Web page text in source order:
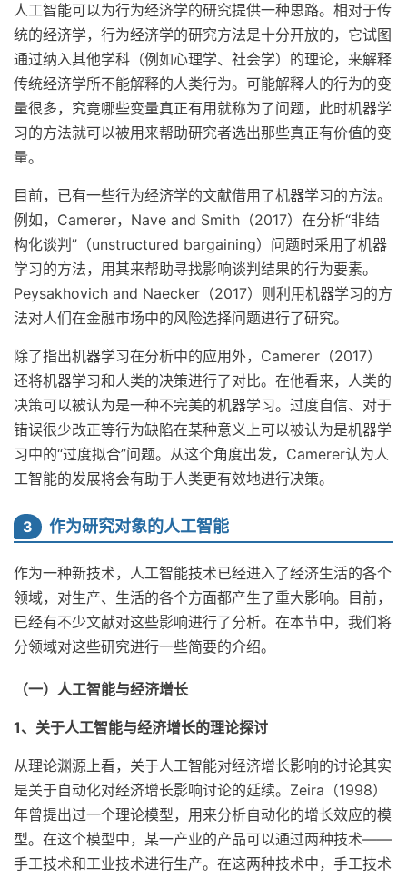
人工智能可以为行为经济学的研究提供一种思路。相对于传
统的经济学，行为经济学的研究方法是十分开放的，它试图
通过纳入其他学科（例如心理学、社会学）的理论，来解释
传统经济学所不能解释的人类行为。可能解释人的行为的变
量很多，究竟哪些变量真正有用就称为了问题，此时机器学
习的方法就可以被用来帮助研究者选出那些真正有价值的变
量。
目前，已有一些行为经济学的文献借用了机器学习的方法。
例如，Camerer，Nave and Smith（2017）在分析“非结
构化谈判”（unstructured bargaining）问题时采用了机器
学习的方法，用其来帮助寻找影响谈判结果的行为要素。
Peysakhovich and Naecker（2017）则利用机器学习的方
法对人们在金融市场中的风险选择问题进行了研究。
除了指出机器学习在分析中的应用外，Camerer（2017）
还将机器学习和人类的决策进行了对比。在他看来，人类的
决策可以被认为是一种不完美的机器学习。过度自信、对于
错误很少改正等行为缺陷在某种意义上可以被认为是机器学
习中的“过度拟合”问题。从这个角度出发，Camerer认为人
工智能的发展将会有助于人类更有效地进行决策。
3 作为研究对象的人工智能
作为一种新技术，人工智能技术已经进入了经济生活的各个
领域，对生产、生活的各个方面都产生了重大影响。目前，
已经有不少文献对这些影响进行了分析。在本节中，我们将
分领域对这些研究进行一些简要的介绍。
（一）人工智能与经济增长
1、关于人工智能与经济增长的理论探讨
从理论渊源上看，关于人工智能对经济增长影响的讨论其实
是关于自动化对经济增长影响讨论的延续。Zeira（1998）
年曾提出过一个理论模型，用来分析自动化的增长效应的模
型。在这个模型中，某一产业的产品可以通过两种技术——
手工技术和工业技术进行生产。在这两种技术中，手工技术